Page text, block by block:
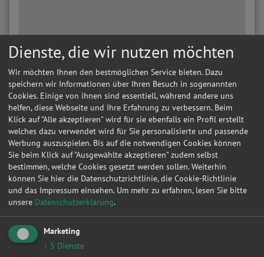
Kontakt
N., Bohms
Dienste, die wir nutzen möchten
Wir möchten Ihnen den bestmöglichen Service bieten. Dazu
speichern wir Informationen über Ihren Besuch in sogenannten
Cookies. Einige von ihnen sind essentiell, während andere uns
helfen, diese Webseite und Ihre Erfahrung zu verbessern. Beim
Klick auf "Alle akzeptieren" wird für sie ebenfalls ein Profil erstellt
welches dazu verwendet wird für Sie personalisierte und passende
Werbung auszuspielen. Bis auf die notwendigen Cookies können
Sie beim Klick auf "Ausgewählte akzeptieren" zudem selbst
bestimmen, welche Cookies gesetzt werden sollen. Weiterhin
können Sie hier die Datenschutzrichtlinie, die Cookie-Richtlinie
und das Impressum einsehen. Um mehr zu erfahren, lesen Sie bitte
unsere Datenschutzerklärung.
Marketing
↓ 5 Dienste